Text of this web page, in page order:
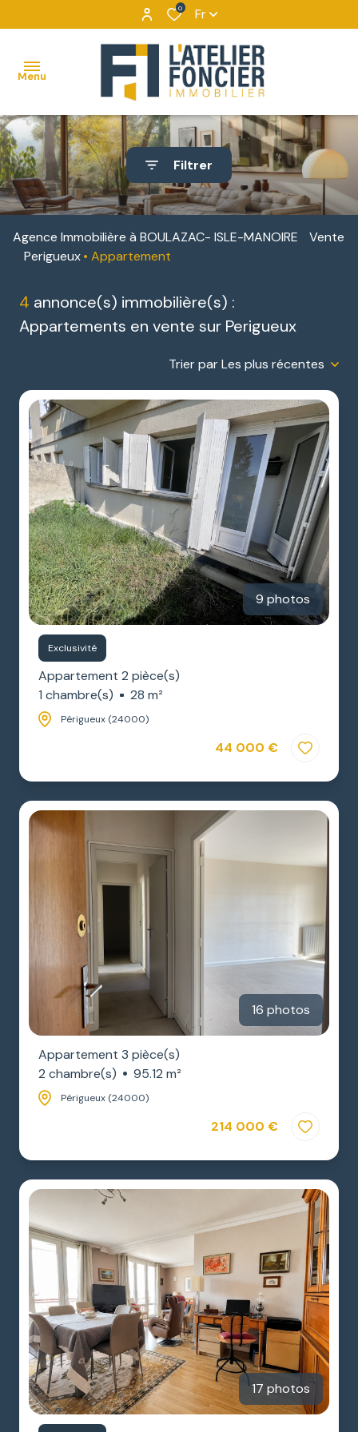
0 Fr
Menu
ACCUEIL
VENTES
MAISONS
APPARTEMENTS
IMMEUBLES
DE
GARAGES
/
PARKINGS
DIVERS
BIENS
VENDUS
D'ENTREPRISE
VENTES
LOCATIONS
LOCATIONS
NOTRE
AGENCE
NOUS
NOUS
REJOINDRE
Filtrer
Agence Immobilière à BOULAZAC- ISLE-MANOIRE
Vente
Perigueux
Appartement
4 annonce(s) immobilière(s) :
Appartements en vente sur Perigueux
Trier par Les plus récentes
9 photos
Exclusivité
Appartement 2 pièce(s)
1 chambre(s)
28 m²
Périgueux (24000)
44 000 €
16 photos
Appartement 3 pièce(s)
2 chambre(s)
95.12 m²
Périgueux (24000)
214 000 €
17 photos